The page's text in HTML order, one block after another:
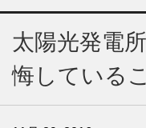
太陽光発電
悔している